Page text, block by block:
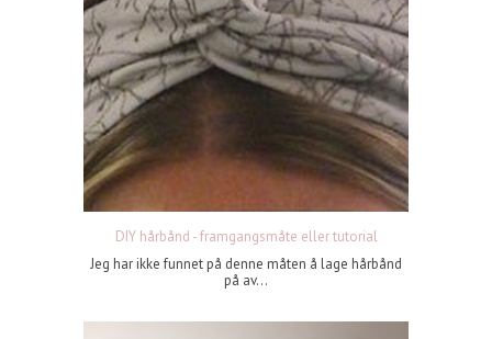
DIY hårbånd - framgangsmåte eller tutorial
Jeg har ikke funnet på denne måten å lage hårbånd
på av...